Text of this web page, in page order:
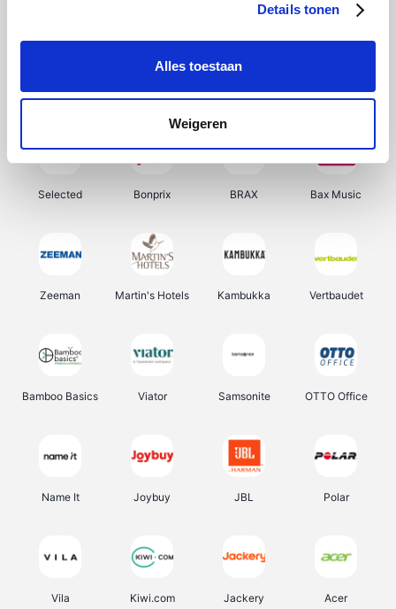
Details tonen
Alles toestaan
Weigeren
Samsung Delonghi Tennis Point My Jewellery
Selected Bonprix BRAX Bax Music
Zeeman Martin's Hotels Kambukka Vertbaudet
Bamboo Basics Viator Samsonite OTTO Office
Name It Joybuy JBL Polar
Vila Kiwi.com Jackery Acer